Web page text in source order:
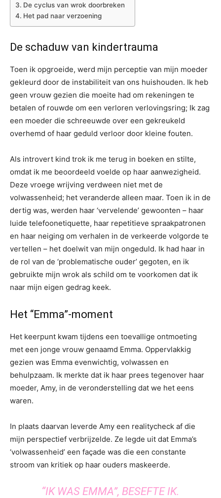
De cyclus van wrok doorbreken
Het pad naar verzoening
De schaduw van kindertrauma
Toen ik opgroeide, werd mijn perceptie van mijn moeder
gekleurd door de instabiliteit van ons huishouden. Ik heb
geen vrouw gezien die moeite had om rekeningen te
betalen of rouwde om een ​​verloren verlovingsring; Ik zag
een moeder die schreeuwde over een gekreukeld
overhemd of haar geduld verloor door kleine fouten.
Als introvert kind trok ik me terug in boeken en stilte,
omdat ik me beoordeeld voelde op haar aanwezigheid.
Deze vroege wrijving verdween niet met de
volwassenheid; het veranderde alleen maar. Toen ik in de
dertig was, werden haar ‘vervelende’ gewoonten – haar
luide telefoonetiquette, haar repetitieve spraakpatronen
en haar neiging om verhalen in de verkeerde volgorde te
vertellen – het doelwit van mijn ongeduld. Ik had haar in
de rol van de ‘problematische ouder’ gegoten, en ik
gebruikte mijn wrok als schild om te voorkomen dat ik
naar mijn eigen gedrag keek.
Het “Emma”-moment
Het keerpunt kwam tijdens een toevallige ontmoeting
met een jonge vrouw genaamd Emma. Oppervlakkig
gezien was Emma evenwichtig, volwassen en
behulpzaam. Ik merkte dat ik haar prees tegenover haar
moeder, Amy, in de veronderstelling dat we het eens
waren.
In plaats daarvan leverde Amy een realitycheck af die
mijn perspectief verbrijzelde. Ze legde uit dat Emma’s
‘volwassenheid’ een façade was die een constante
stroom van kritiek op haar ouders maskeerde.
“IK WAS EMMA”, BESEFTE IK.